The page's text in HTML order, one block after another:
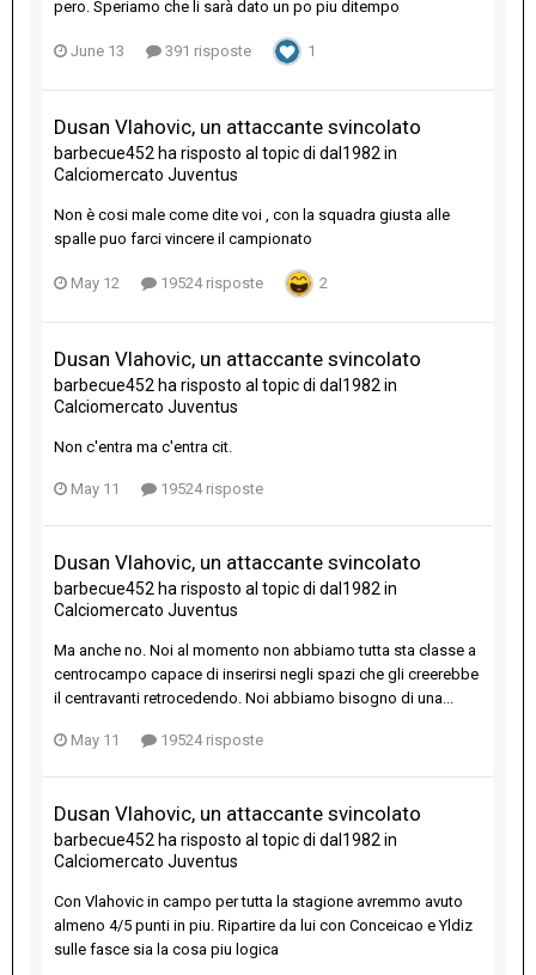
pero. Speriamo che li sarà dato un po piu ditempo
June 13 391 risposte 1
Dusan Vlahovic, un attaccante svincolato
barbecue452 ha risposto al topic di dal1982 in
Calciomercato Juventus
Non è cosi male come dite voi , con la squadra giusta alle
spalle puo farci vincere il campionato
May 12 19524 risposte 2
Dusan Vlahovic, un attaccante svincolato
barbecue452 ha risposto al topic di dal1982 in
Calciomercato Juventus
Non c'entra ma c'entra cit.
May 11 19524 risposte
Dusan Vlahovic, un attaccante svincolato
barbecue452 ha risposto al topic di dal1982 in
Calciomercato Juventus
Ma anche no. Noi al momento non abbiamo tutta sta classe a
centrocampo capace di inserirsi negli spazi che gli creerebbe
il centravanti retrocedendo. Noi abbiamo bisogno di una...
May 11 19524 risposte
Dusan Vlahovic, un attaccante svincolato
barbecue452 ha risposto al topic di dal1982 in
Calciomercato Juventus
Con Vlahovic in campo per tutta la stagione avremmo avuto
almeno 4/5 punti in piu. Ripartire da lui con Conceicao e Yldiz
sulle fasce sia la cosa piu logica